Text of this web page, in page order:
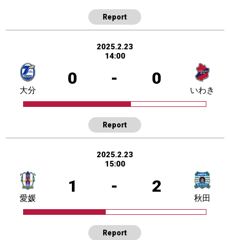
Report
2025.2.23
14:00
0 - 0
大分 いわき
Report
2025.2.23
15:00
1 - 2
愛媛 秋田
Report